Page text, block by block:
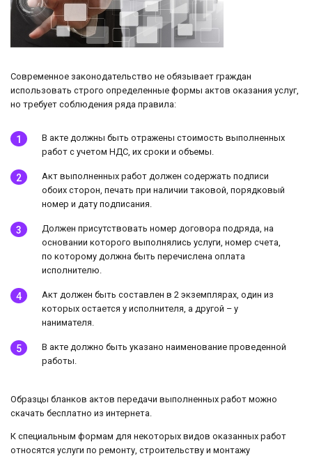
Современное законодательство не обязывает граждан
использовать строго определенные формы актов оказания услуг,
но требует соблюдения ряда правила:
В акте должны быть отражены стоимость выполненных
работ с учетом НДС, их сроки и объемы.
Акт выполненных работ должен содержать подписи
обоих сторон, печать при наличии таковой, порядковый
номер и дату подписания.
Должен присутствовать номер договора подряда, на
основании которого выполнялись услуги, номер счета,
по которому должна быть перечислена оплата
исполнителю.
Акт должен быть составлен в 2 экземплярах, один из
которых остается у исполнителя, а другой – у
нанимателя.
В акте должно быть указано наименование проведенной
работы.
Образцы бланков актов передачи выполненных работ можно
скачать бесплатно из интернета.
К специальным формам для некоторых видов оказанных работ
относятся услуги по ремонту, строительству и монтажу